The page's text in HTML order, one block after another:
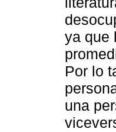
ya que
Por lo
una